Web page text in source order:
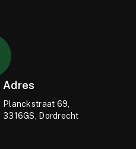
Adres
Planckstraat 69,
3316GS, Dordrecht